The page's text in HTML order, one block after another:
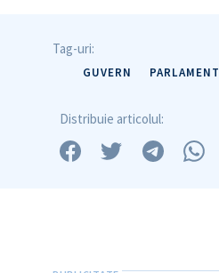
Tag-uri:
GUVERN PARLAMENT
Distribuie articolul:
ȘTIREA MEA